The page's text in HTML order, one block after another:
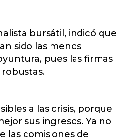
bursátil, indicó que
sido las menos
pues las firmas
a las crisis, porque
sus ingresos. Ya no
las comisiones de